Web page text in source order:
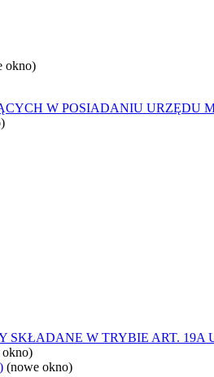
okno)
W POSIADANIU URZĘDU
SKŁADANE W TRYBIE ART. 19A
(nowe okno)